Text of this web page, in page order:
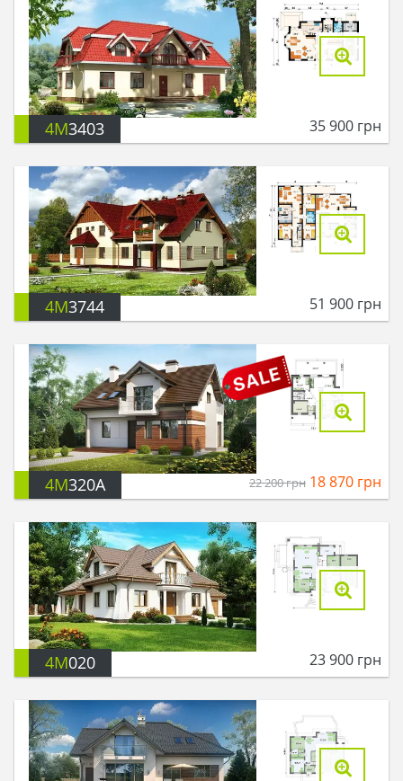
4M3403 35 900 грн
4M3744 51 900 грн
4M320A 22 200грн 18 870 грн
4M020 23 900 грн